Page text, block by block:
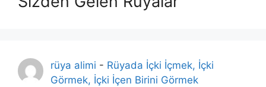
rüya alimi - Rüyada İçki İçmek, İçki
Görmek, İçki İçen Birini Görmek